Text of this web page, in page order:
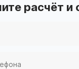
расчёт и